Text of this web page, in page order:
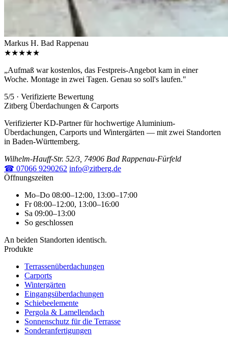
Markus H. Bad Rappenau
★★★★★
„Aufmaß war kostenlos, das Festpreis-Angebot kam in einer
Woche. Montage in zwei Tagen. Genau so soll's laufen."
5/5 · Verifizierte Bewertung
Zitberg Überdachungen & Carports
Verifizierter KD-Partner für hochwertige Aluminium-
Überdachungen, Carports und Wintergärten — mit zwei Standorten
in Baden-Württemberg.
Wilhelm-Hauff-Str. 52/3, 74906 Bad Rappenau-Fürfeld
☎ 07066 9290262 info@zitberg.de
Öffnungszeiten
Mo–Do 08:00–12:00, 13:00–17:00
Fr 08:00–12:00, 13:00–16:00
Sa 09:00–13:00
So geschlossen
An beiden Standorten identisch.
Produkte
Terrassenüberdachungen
Carports
Wintergärten
Eingangsüberdachungen
Schiebeelemente
Pergola & Lamellendach
Sonnenschutz für die Terrasse
Sonderanfertigungen